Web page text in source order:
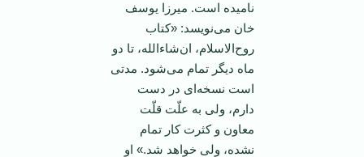
نامیده ‌است‌. میرزا یوسف‌
خان‌ می‌نویسد: «كتاب‌
روح‌الاسلام‌، ان‌‌شاء‌الله، تا دو
ماه‌ دیگر تمام‌ می‌شود. مدتی‌
است‌ نسخه‌ای‌ در دست‌
دارم‌، ولی‌ به‌ علّت‌ قلّت‌
معاون‌ و كثرت‌ كار تمام‌
نشده‌، ولی‌ خواهد شد.» او